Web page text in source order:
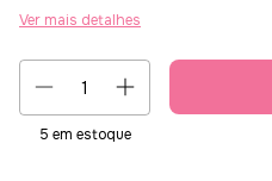
Ver mais detalhes
5 em estoque